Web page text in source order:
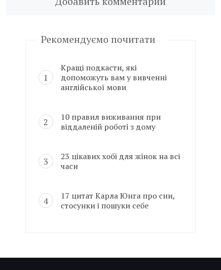
Рекомендуємо почитати
Кращі подкасти, які
допоможуть вам у вивченні
англійської мови
10 правил виживання при
віддаленій роботі з дому
23 цікавих хобі для жінок на всі
часи
17 цитат Карла Юнга про сни,
стосунки і пошуки себе